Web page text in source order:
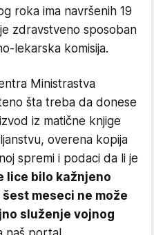
roka ima navršenih 19
zdravstveno sposoban
lekarska komisija.
Ministrastva
šta treba da donese
iz matične knjige
overena kopija
spremi i podaci da li je
lice bilo kažnjeno
meseci ne može
služenje vojnog